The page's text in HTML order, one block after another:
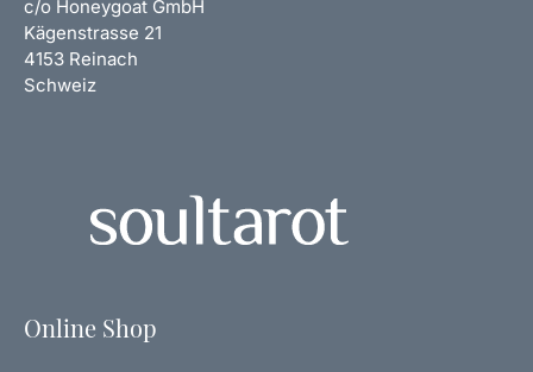
c/o Honeygoat GmbH
Kägenstrasse 21
4153 Reinach
Schweiz
Online Shop